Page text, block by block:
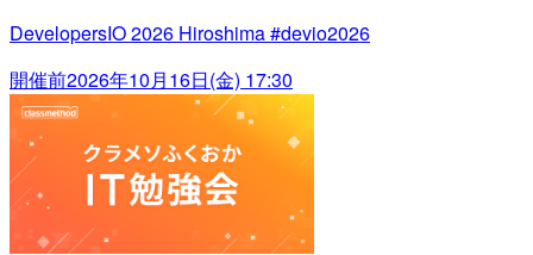
DevelopersIO 2026 Hiroshima #devio2026
開催前2026年10月16日(金) 17:30